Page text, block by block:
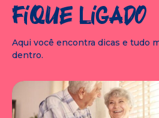
Fique ligado
Aqui você encontra dicas e tudo
dentro.